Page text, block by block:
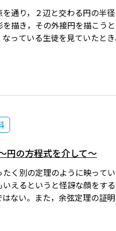
通り，２辺と交わる円の半
描き，その外接円を描こう
っている生徒を見ていたと
ードはこちら
円の方程式を介して～
く別の定理のように映って
えるというと怪訝な顔をす
ない。また，余弦定理の証
(三角比の相互関係の１つ)